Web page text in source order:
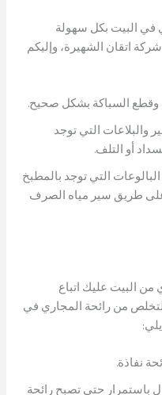
في البيت بكل سهولة
اتقان الشهيرة، وإليكم
وقطع السباكة بشكل صحيح.
والبلاعات التي توجد
أو التلف.
التي توجد بالمطبخ
على طريق سير مياه الصرف
من البيت عليك اتباع
من رائحة المجاري في
نفاذة.
باستمرار حتى تصبح رائحة